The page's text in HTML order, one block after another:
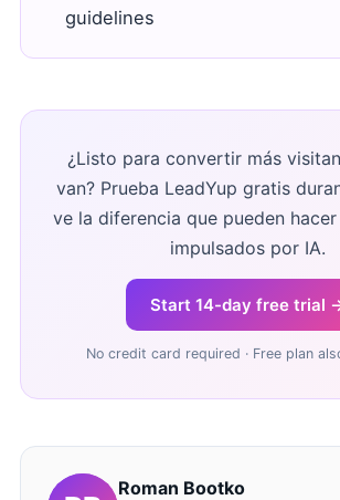
guidelines
¿Listo para convertir más
van? Prueba LeadYup gratis
ve la diferencia que pueden
impulsados por IA.
Start 14-day free trial
No credit card required · Free plan
Roman Bootko